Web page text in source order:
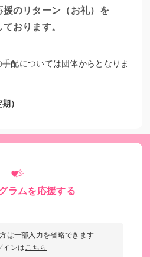
ー
いるときはお互いさま」と、今を
のリターン（お礼）を
ております。
配については団体からとなりま
）
ラムを応援する
は一部入力を省略できます
インは こちら